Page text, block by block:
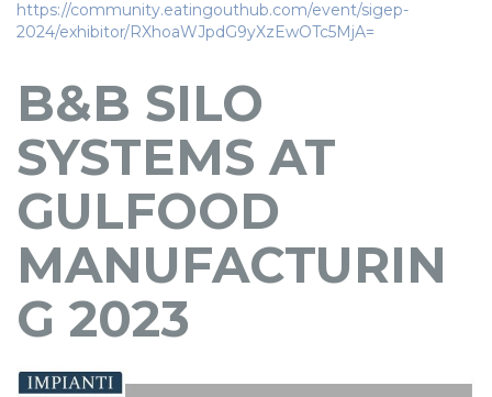
https://community.eatingouthub.com/event/sigep-
2024/exhibitor/RXhoaWJpdG9yXzEwOTc5MjA=
B&B SILO
SYSTEMS AT
GULFOOD
MANUFACTURIN
G 2023